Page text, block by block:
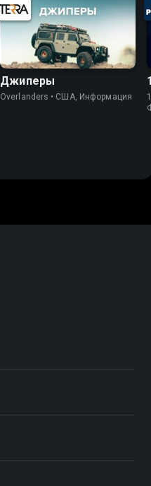
Джиперы
Overlanders • США, Информация